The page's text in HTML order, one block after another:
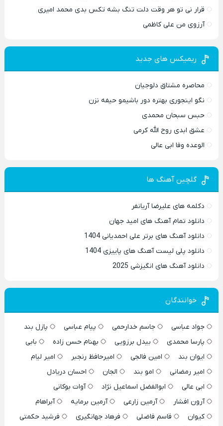
قرار نی تو هر وقت دلت تنگ بشه تکس بدی محمد امیری
آرزوی من علی کاظمی
ریمیکس های جدید
محاصره مشتاق دلوجیان
نگو اینجوری بهتره دور باشیمو حیفه نزن
حبس سبحان محمدی
عشق ابدی روح الله کرمی
الوعده وفا ابی عالی
گلچین آهنگ ها
دکلمه های علیرضا آریانفر
دانلود تمام آهنگ های امید جهان
دانلود آهنگ های برتر علی احمدیانی 1404
دانلود پلی لیست آهنگ های پاییزی 1404
دانلود آهنگ های انگیزشی 2025
خوانندگان
جواد عباسی جاسم خدارحمی پیام عباسی
پازل بند
پارسا محمدی
بیدل برزویی بهنام حسن زاده
بابی
ایوان بند
امین فالجی امیرحافظ رنجبر
امیر لیام
امیر رمضانی
امو بند الجان
احسان دریادل
ابی عالی
ابوالفضل اسماعیل نژاد
آوات بوکانی
آرون افشار
آرمین زارعی آرمین برمایه
آبراهام
کیوان
قاسم فاضلی فرهاد جهانگیری
فرشید حکمتی